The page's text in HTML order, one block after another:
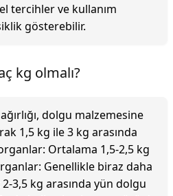
tercihler ve kullanım
gösterebilir.
kg olmalı?
dolgu malzemesine
1,5 kg ile 3 kg arasında
Ortalama 1,5-2,5 kg
Genellikle biraz daha
3,5 kg arasında yün dolgu